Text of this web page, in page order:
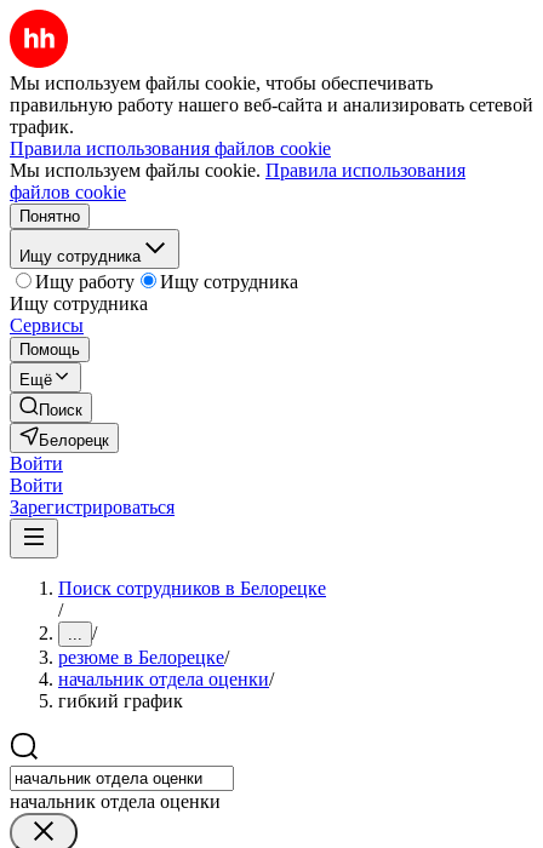
Мы используем файлы cookie, чтобы обеспечивать
правильную работу нашего веб-сайта и анализировать сетевой
трафик.
Правила использования файлов cookie
Мы используем файлы cookie. Правила использования
файлов cookie
Понятно
Ищу сотрудника
Ищу работу
Ищу сотрудника
Ищу сотрудника
Сервисы
Помощь
Ещё
Поиск
Белорецк
Войти
Войти
Зарегистрироваться
Поиск сотрудников в Белорецке
/
... /
резюме в Белорецке/
начальник отдела оценки/
гибкий график
начальник отдела оценки